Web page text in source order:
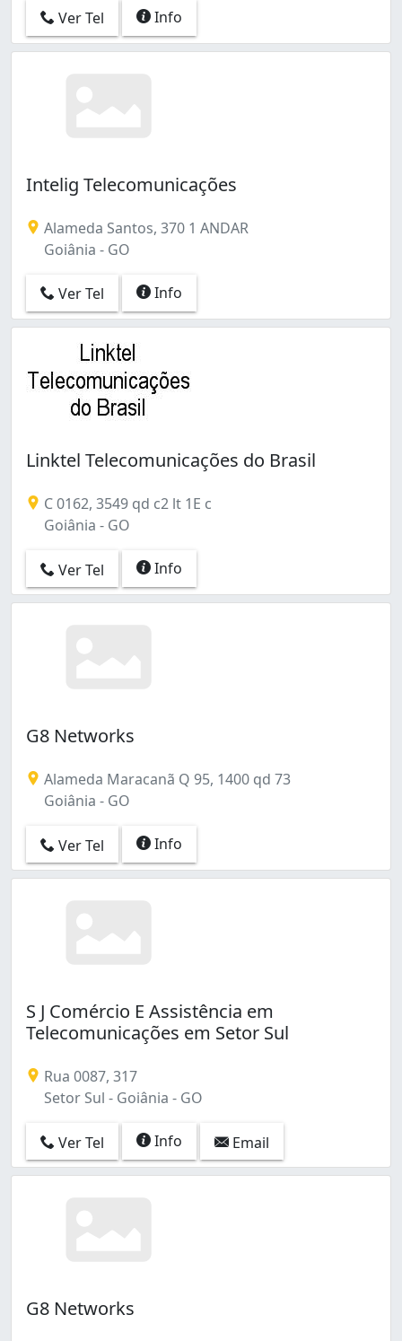
Ver Tel Info
Intelig Telecomunicações
Alameda Santos, 370 1 ANDAR
Goiânia - GO
Ver Tel Info
Linktel Telecomunicações do Brasil
C 0162, 3549 qd c2 lt 1E c
Goiânia - GO
Ver Tel Info
G8 Networks
Alameda Maracanã Q 95, 1400 qd 73
Goiânia - GO
Ver Tel Info
S J Comércio E Assistência em
Telecomunicações em Setor Sul
Rua 0087, 317
Setor Sul - Goiânia - GO
Ver Tel Info Email
G8 Networks